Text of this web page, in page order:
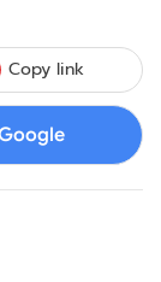
Copy link